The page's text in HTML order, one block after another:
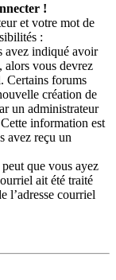
!
et votre mot de
:
avez indiqué avoir
alors vous devrez
Certains forums
création de
un administrateur
information est
avez reçu un
que vous ayez
ait été traité
l’adresse courriel